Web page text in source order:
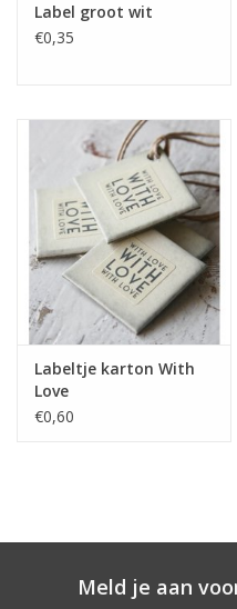
Label groot wit
€0,35
Labeltje karton With
Love
€0,60
Meld je aan